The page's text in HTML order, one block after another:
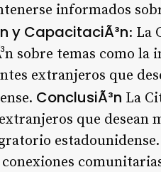
informados
y CapacitaciÃ³n: La
sobre temas como
extranjeros que
ConclusiÃ³n La
que desean